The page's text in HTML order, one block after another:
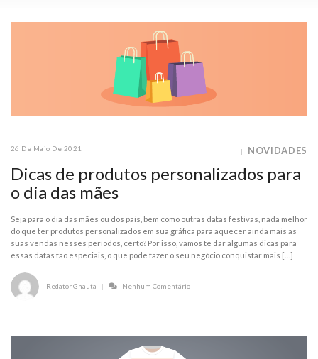
26 De Maio De 2021 NOVIDADES
Dicas de produtos personalizados para
o dia das mães
Seja para o dia das mães ou dos pais, bem como outras datas festivas, nada melhor
do que ter produtos personalizados em sua gráfica para aquecer ainda mais as
suas vendas nesses períodos, certo? Por isso, vamos te dar algumas dicas para
essas datas tão especiais, o que pode fazer o seu negócio conquistar mais […]
Redator Gnauta Nenhum Comentário